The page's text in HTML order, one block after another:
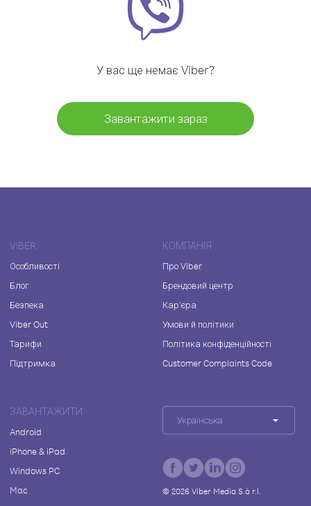
У вас ще немає Viber?
Завантажити зараз
VIBER
Особливості
Блог
Безпека
Viber Out
Тарифи
Підтримка
КОМПАНІЯ
Про Viber
Брендовий центр
Кар'єра
Умови й політики
Політика конфіденційності
Customer Complaints Code
ЗАВАНТАЖИТИ
Android
iPhone & iPad
Windows PC
Mac
Українська
© 2026Viber Media S.à r.l.